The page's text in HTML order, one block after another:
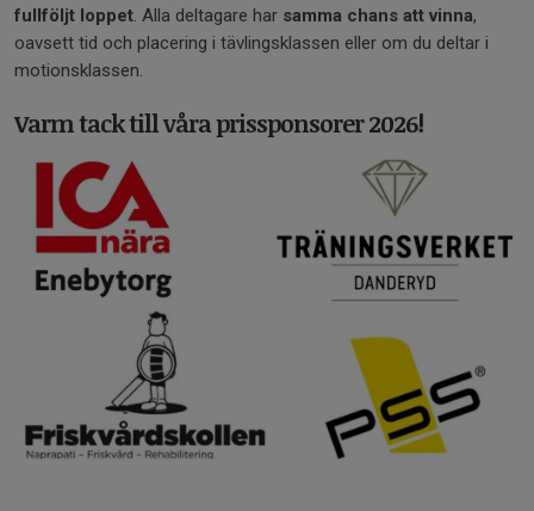
fullföljt loppet. Alla deltagare har samma chans att vinna,
oavsett tid och placering i tävlingsklassen eller om du deltar i
motionsklassen.
Varm tack till våra prissponsorer 2026!